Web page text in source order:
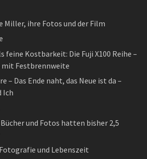
Miller, ihre Fotos und der Film
feine Kostbarkeit: Die Fuji X100 Reihe –
mit Festbrennweite
– Das Ende naht, das Neue ist da –
Ich
und Fotos hatten bisher 2,5
und Lebenszeit